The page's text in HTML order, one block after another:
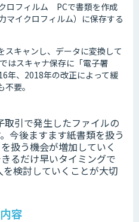
ロフィルム PCで書類を作成
マイクロフィルム）に保存する
キャンし、データに変換して
はスキャナ保存に「電子署
年、2018年の改正によって緩
要。
引で発生したファイルの
今後ますます紙書類を扱う
扱う機会が増加していく
るだけ早いタイミングで
検討していくことが大切
容